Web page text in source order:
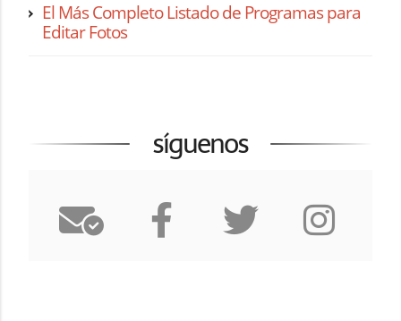
El Más Completo Listado de Programas para
Editar Fotos
síguenos